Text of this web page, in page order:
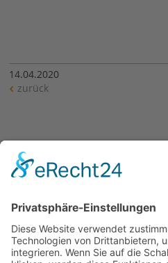
14.04.2020
zurück
Siehe auch
Kess erziehen in Zeiten von
Links